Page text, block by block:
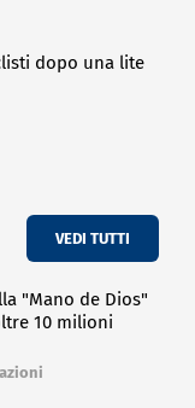
dopo una lite
VEDI TUTTI
"Mano de Dios"
10 milioni